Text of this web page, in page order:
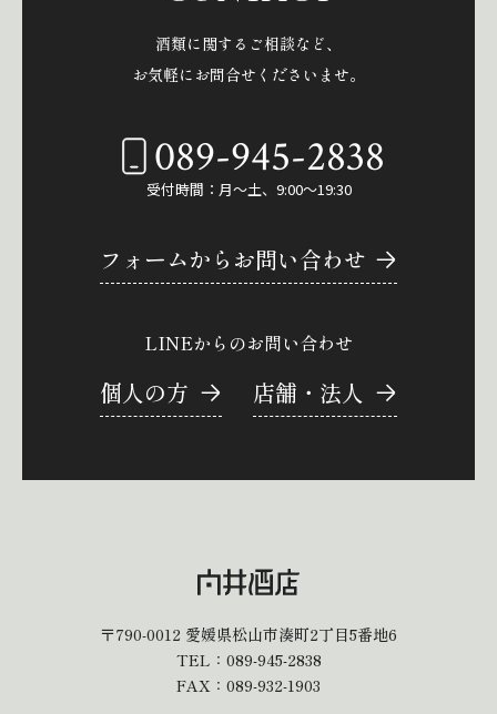
酒類に関するご相談など、
お気軽にお問合せくださいませ。
089-945-2838
受付時間：月～土、9:00～19:30
フォームからお問い合わせ
LINEからのお問い合わせ
個人の方 店舗・法人
〒790-0012 愛媛県松山市湊町2丁目5番地6
TEL： 089-945-2838
FAX：089-932-1903